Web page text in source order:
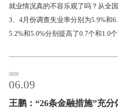
献，教育投资的回报率平均在10%
坏的细节
就业情况真的不容乐观了吗？从全
3、4月份调查失业率分别为5.9%和
5.2%和5.0%分别提高了0.7个和1.0
6%以上，以2019年中国城镇就业人
口下降6%即2655万人。因为疫情而
在疫情好转和控制后会再次进入劳
2020
06.09
王鹏：“26条金融措施”充